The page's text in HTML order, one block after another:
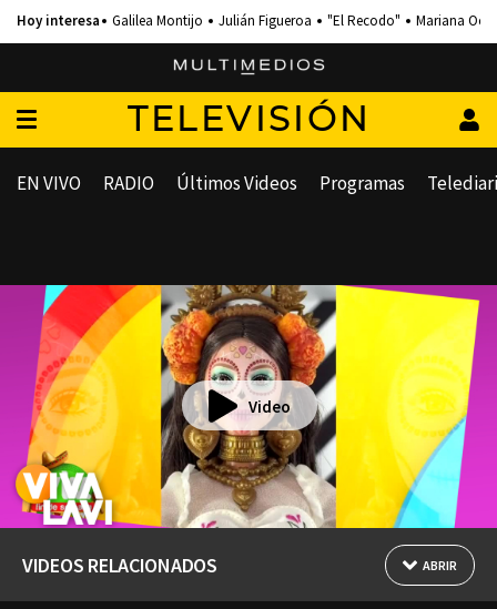
Galilea Montijo Julián Figueroa "El Recodo" Mariana
TELEVISIÓN
EN VIVO RADIO Últimos Videos Programas
Video
VIDEOS RELACIONADOS ABRIR